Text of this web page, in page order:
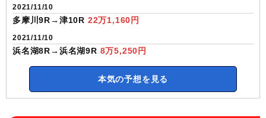
2021/11/10
多摩川9R→津10R 22万1,160円
2021/11/10
浜名湖8R→浜名湖9R 8万5,250円
本気の予想を見る